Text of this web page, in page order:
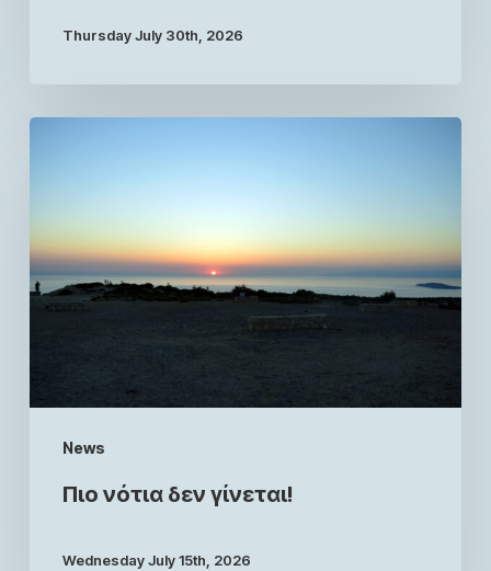
Thursday July 30th, 2026
News
Πιο νότια δεν γίνεται!
Wednesday July 15th, 2026